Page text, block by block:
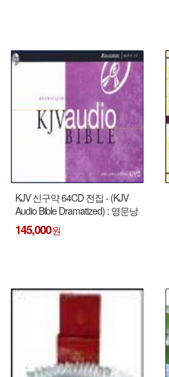
KJV 신구약 64CD 전집 - (KJV
Audio Bible Dramatized) : 영문낭
독
145,000